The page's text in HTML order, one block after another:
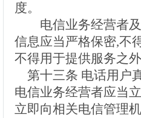
度。
电信业务经营者及
信息应当严格保密,不
不得用于提供服务之
第十三条 电话用户
电信业务经营者应当
立即向相关电信管理